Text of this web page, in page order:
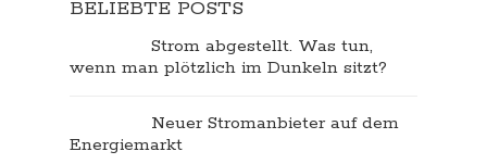
BELIEBTE POSTS
Strom abgestellt. Was tun,
wenn man plötzlich im Dunkeln sitzt?
Neuer Stromanbieter auf dem
Energiemarkt